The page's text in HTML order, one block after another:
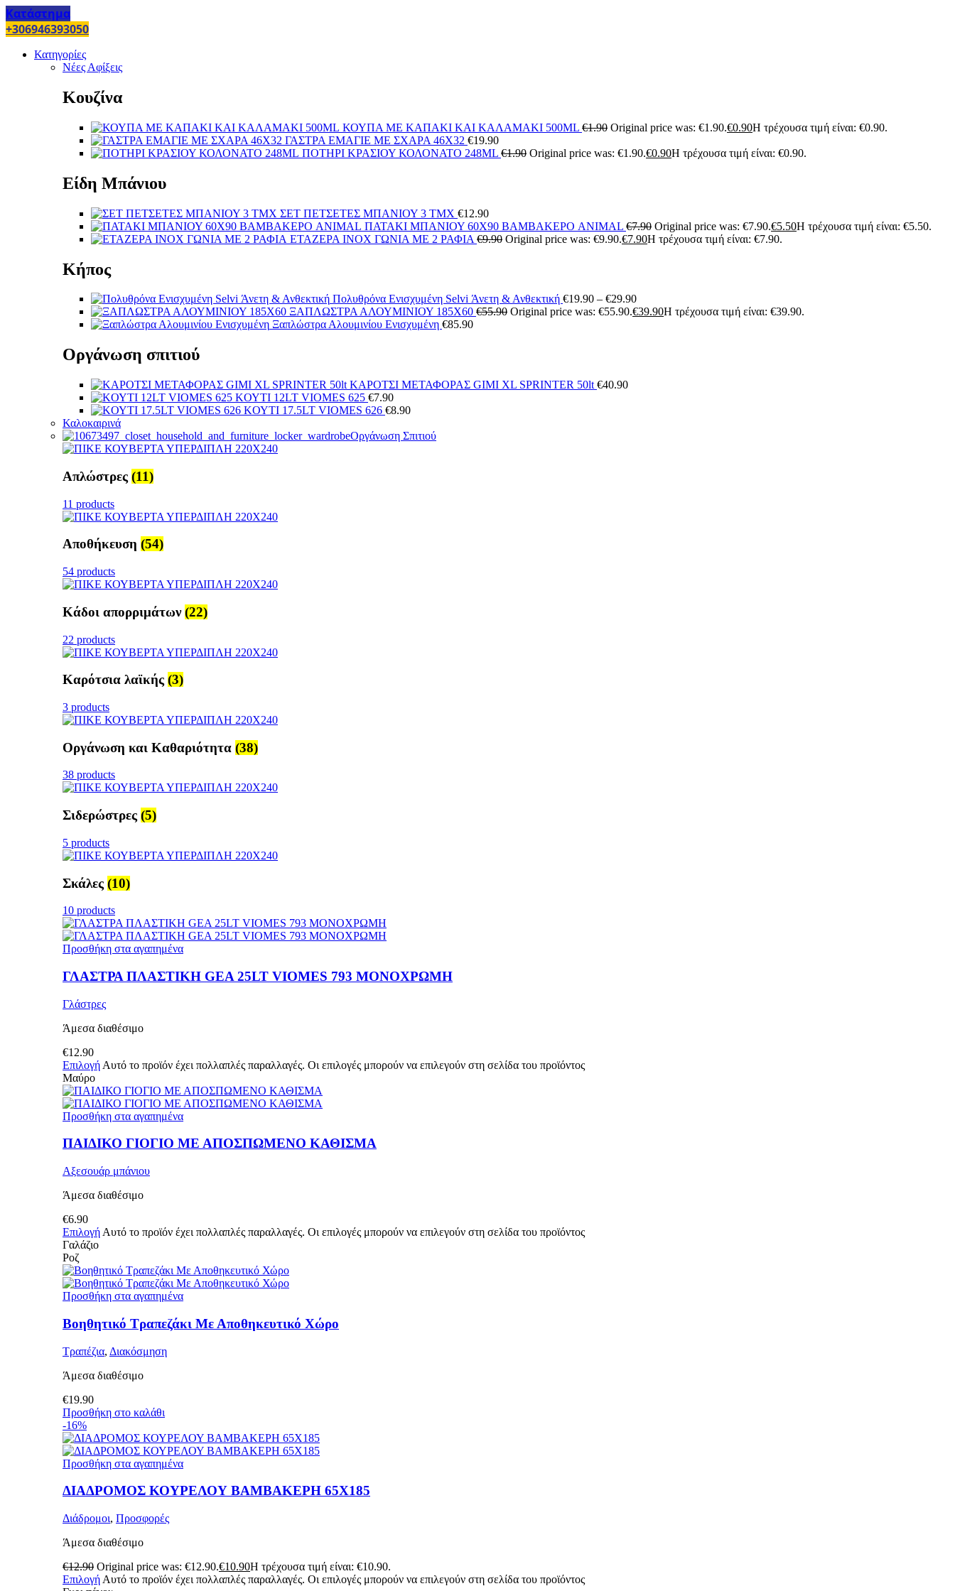
Κατάστημα
+306946393050
Κατηγορίες
Νέες Αφίξεις
Κουζίνα
ΚΟΥΠΑ ΜΕ ΚΑΠΑΚΙ ΚΑΙ ΚΑΛΑΜΑΚΙ 500ML €1.90 Original price was: €1.90.€0.90Η τρέχουσα τιμή είναι: €0.90.
ΓΑΣΤΡΑ ΕΜΑΓΙΕ ΜΕ ΣΧΑΡΑ 46Χ32 €19.90
ΠΟΤΗΡΙ ΚΡΑΣΙΟΥ ΚΟΛΟΝΑΤΟ 248ML €1.90 Original price was: €1.90.€0.90Η τρέχουσα τιμή είναι: €0.90.
Είδη Μπάνιου
ΣΕΤ ΠΕΤΣΕΤΕΣ ΜΠΑΝΙΟΥ 3 ΤΜΧ €12.90
ΠΑΤΑΚΙ ΜΠΑΝΙΟΥ 60X90 ΒΑΜΒΑΚΕΡΟ ANIMAL €7.90 Original price was: €7.90.€5.50Η τρέχουσα τιμή είναι: €5.50.
ΕΤΑΖΕΡΑ ΙΝΟΧ ΓΩΝΙΑ ΜΕ 2 ΡΑΦΙΑ €9.90 Original price was: €9.90.€7.90Η τρέχουσα τιμή είναι: €7.90.
Κήπος
Πολυθρόνα Ενισχυμένη Selvi Άνετη & Ανθεκτική €19.90 – €29.90
ΞΑΠΛΩΣΤΡΑ ΑΛΟΥΜΙΝΙΟΥ 185X60 €55.90 Original price was: €55.90.€39.90Η τρέχουσα τιμή είναι: €39.90.
Ξαπλώστρα Αλουμινίου Ενισχυμένη €85.90
Οργάνωση σπιτιού
ΚΑΡΟΤΣΙ ΜΕΤΑΦΟΡΑΣ GIMI XL SPRINTER 50lt €40.90
KΟΥΤΙ 12LT VIOMES 625 €7.90
KΟΥΤΙ 17.5LT VIOMES 626 €8.90
Καλοκαιρινά
Οργάνωση Σπιτιού
Απλώστρες (11)
11 products
Αποθήκευση (54)
54 products
Κάδοι απορριμάτων(22)
22 products
Καρότσια λαϊκής (3)
3 products
Οργάνωση και Καθαριότητα (38)
38 products
Σιδερώστρες (5)
5 products
Σκάλες (10)
10 products
Προσθήκη στα αγαπημένα
ΓΛΑΣΤΡΑ ΠΛΑΣΤΙΚΗ GEA 25LT VIOMES 793 ΜΟΝΟΧΡΩΜΗ
Γλάστρες
Άμεσα διαθέσιμο
€12.90
Επιλογή Αυτό το προϊόν έχει πολλαπλές παραλλαγές. Οι επιλογές μπορούν να επιλεγούν στη σελίδα του προϊόντος
Μαύρο
Προσθήκη στα αγαπημένα
ΠΑΙΔΙΚΟ ΓΙΟΓΙΟ ΜΕ ΑΠΟΣΠΩΜΕΝΟ ΚΑΘΙΣΜΑ
Αξεσουάρ μπάνιου
Άμεσα διαθέσιμο
€6.90
Επιλογή Αυτό το προϊόν έχει πολλαπλές παραλλαγές. Οι επιλογές μπορούν να επιλεγούν στη σελίδα του προϊόντος
Γαλάζιο
Ροζ
Προσθήκη στα αγαπημένα
Βοηθητικό Τραπεζάκι Με Αποθηκευτικό Χώρο
Τραπέζια, Διακόσμηση
Άμεσα διαθέσιμο
€19.90
Προσθήκη στο καλάθι
-16%
Προσθήκη στα αγαπημένα
ΔΙΑΔΡΟΜΟΣ ΚΟΥΡΕΛΟΥ ΒΑΜΒΑΚΕΡΗ 65Χ185
Διάδρομοι, Προσφορές
Άμεσα διαθέσιμο
€12.90 Original price was: €12.90.€10.90Η τρέχουσα τιμή είναι: €10.90.
Επιλογή Αυτό το προϊόν έχει πολλαπλές παραλλαγές. Οι επιλογές μπορούν να επιλεγούν στη σελίδα του προϊόντος